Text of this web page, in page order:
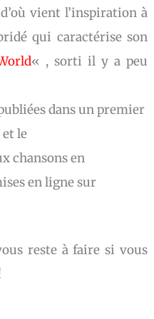
vient l’inspiration à
qui caractérise son
« , sorti il y a peu
dans un premier
et le
chansons en
en ligne sur
reste à faire si vous